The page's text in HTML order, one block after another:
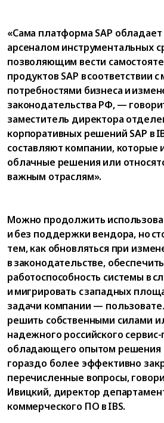
«Сама платформа SAP
арсеналом инструментальных
позволяющим вести
продуктов SAP в соответствии
потребностями бизнеса и
законодательства РФ, —
заместитель директора
корпоративных решений SAP в
составляют компании, которые
облачные решения или
важным отраслям».
Можно продолжить
и без поддержки вендора, но
тем, как обновляться при
в законодательстве, обеспечить
работоспособность системы в
и мигрировать с западных
задачи компании —
решить собственными силами
надежного российского
обладающего опытом решения
гораздо более эффективно
перечисленные вопросы,
Ивицкий, директор
коммерческого ПО в IBS.